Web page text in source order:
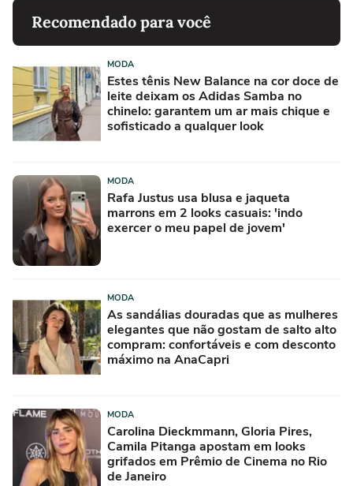
Recomendado para você
MODA
Estes tênis New Balance na cor doce de
leite deixam os Adidas Samba no
chinelo: garantem um ar mais chique e
sofisticado a qualquer look
MODA
Rafa Justus usa blusa e jaqueta
marrons em 2 looks casuais: 'indo
exercer o meu papel de jovem'
MODA
As sandálias douradas que as mulheres
elegantes que não gostam de salto alto
compram: confortáveis e com desconto
máximo na AnaCapri
MODA
Carolina Dieckmmann, Gloria Pires,
Camila Pitanga apostam em looks
grifados em Prêmio de Cinema no Rio
de Janeiro